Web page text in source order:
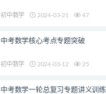
初中数学 2024-03-21 47
中考数学核心考点专题突破
初中数学 2024-03-12 25
中考数学一轮总复习专题讲义训练